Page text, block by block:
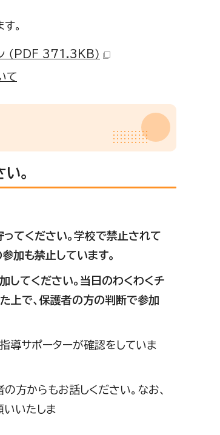
。
（PDF 371.3KB）
て
。
ってください。学校で禁止されて
加も禁止しています。
してください。当日のわくわくチ
上で、保護者の方の判断で参加
導サポーターが確認をしていま
方からもお話しください。なお、
いたしま